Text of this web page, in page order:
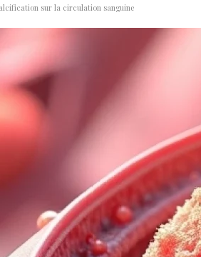
sur la circulation sanguine